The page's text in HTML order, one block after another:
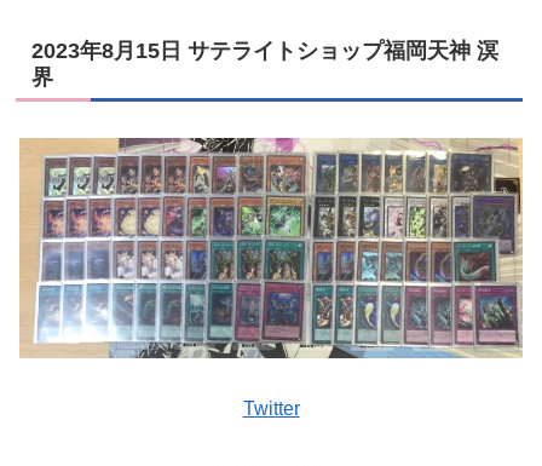
2023年8月15日 サテライトショップ福岡天神 溟
界
Twitter